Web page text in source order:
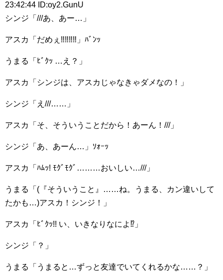
23:42:44 ID:oy2.GunU
シンジ「///あ、あー…」
アスカ「だめぇ‼︎‼︎‼︎‼︎」ﾊﾞﾝｯ
うまる「ﾋﾞｸｯ …え？」
アスカ「シンジは、アスカじゃなきゃダメなの！」
シンジ「え///……」
アスカ「そ、そういうことだから！あーん！///」
シンジ「あ、あーん…」ｿｫｰｯ
アスカ「ﾊﾑｯ! ﾓｸﾞﾓｸﾞ………おいしい…///」
うまる「(『そういうこと』……ね。うまる、カン違いして
たかも…)アスカ！シンジ！」
アスカ「ﾋﾞｸｯ!! い、いきなりなによ⁉︎」
シンジ「？」
うまる「うまると…ずっと友達でいてくれるかな……？」